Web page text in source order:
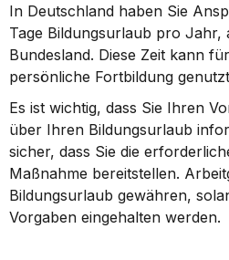
In Deutschland haben Sie
Tage Bildungsurlaub pro Jahr,
Bundesland. Diese Zeit kann
persönliche Fortbildung
Es ist wichtig, dass Sie Ihren
über Ihren Bildungsurlaub
sicher, dass Sie die
Maßnahme bereitstellen.
Bildungsurlaub gewähren,
Vorgaben eingehalten werden.